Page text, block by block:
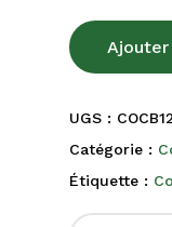
Ajouter
UGS : COCB12
Catégorie :
Étiquette :